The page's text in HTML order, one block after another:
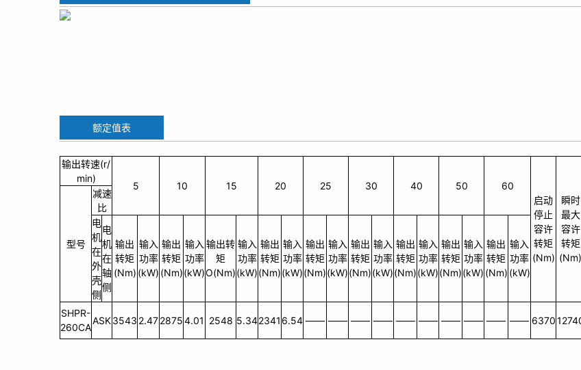
额定值表
输出转速(r/
min)
5 10 15 20 25 30 40 50
60
启动
停止
容许
转矩
(Nm)
瞬时
最大
容许
转矩
(Nm)
型号
减速
比
电
机
在
外
壳
侧
电
机
在
轴
侧
输出
转矩
(Nm)
输入
功率
(kW)
输出
转矩
(Nm)
输入
功率
(kW)
输出转
矩
O(Nm)
输入
功率
(kW)
输出
转矩
(Nm)
输入
功率
(kW)
输出
转矩
(Nm)
输入
功率
(kW)
输出
转矩
(Nm)
输入
功率
(kW)
输出
转矩
(Nm)
输入
功率
(kW)
输出
转矩
(Nm)
输入
功率
(kW)
输出
转矩
(Nm)
输入
功率
(kW)
SHPR-
260CA
ASK3543 2.4728754.01 2548 5.342341 6.54 —— —— —— —— —— —— —— —— —— —— 6370